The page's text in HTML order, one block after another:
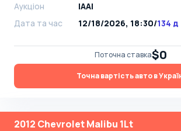
Аукціон
IAAI
Дата та час
12/18/2026, 18:30/134 д
Поточна ставка$0
Точна вартість авто в
2012 Chevrolet Malibu 1Lt